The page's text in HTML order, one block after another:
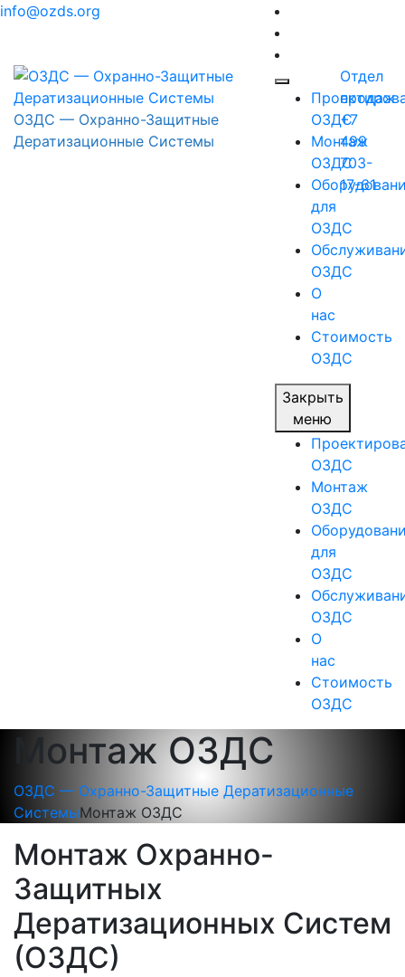
Перейти
info@ozds.org
ОЗДС — Охранно-Защитные
Дератизационные Системы
ОЗДС
Монтаж
ОЗДС
для
ОЗДС
ОЗДС
О
нас
Стоимость
ОЗДС
Закрыть
меню
ОЗДС
Монтаж
ОЗДС
для
ОЗДС
ОЗДС
О
нас
Стоимость
ОЗДС
Отдел
продаж
+7
499
703-
17-61
Монтаж ОЗДС
ОЗДС — Охранно-Защитные Дератизационные
СистемыМонтаж ОЗДС
Монтаж Охранно-
Защитных
Дератизационных Систем
(ОЗДС)